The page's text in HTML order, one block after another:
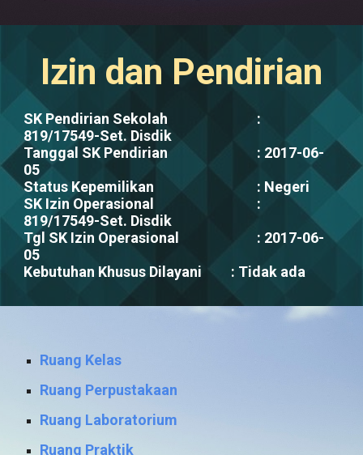
Izin dan Pendirian
SK Pendirian Sekolah
:
819/17549-Set. Disdik
Tanggal SK Pendirian
: 2017-06-
05
Status Kepemilikan
: Negeri
SK Izin Operasional
:
819/17549-Set. Disdik
Tgl SK Izin Operasional
: 2017-06-
05
Kebutuhan Khusus Dilayani
: Tidak ada
Ruang Kelas
Ruang Perpustakaan
Ruang Laboratorium
Ruang Praktik